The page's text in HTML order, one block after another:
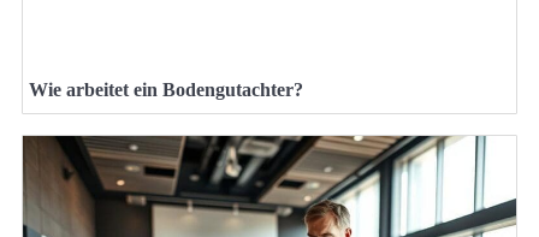
Wie arbeitet ein Bodengutachter?